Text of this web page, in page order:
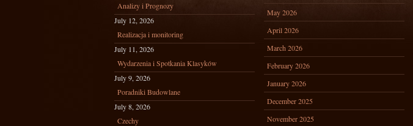
Analizy i Prognozy
July 12, 2026
Realizacja i monitoring
July 11, 2026
Wydarzenia i Spotkania Klasyków
July 9, 2026
Poradniki Budowlane
July 8, 2026
Czechy
May 2026
April 2026
March 2026
February 2026
January 2026
December 2025
November 2025